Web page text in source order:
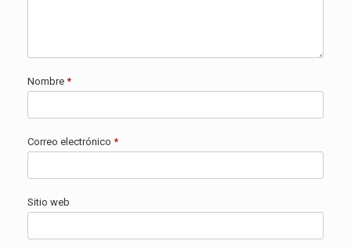
Nombre *
Correo electrónico *
Sitio web